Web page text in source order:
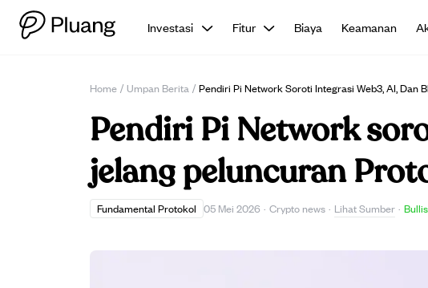
Investasi Fitur Biaya Keamanan
Home / Umpan Berita / Pendiri Pi Network Soroti Integrasi Web3, AI, Dan
Pendiri Pi Network
jelang peluncuran
Fundamental Protokol 05 Mei 2026 · Crypto news · Lihat Sumber ·